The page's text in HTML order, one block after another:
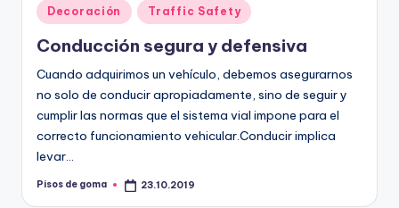
Publicado
en
Decoración Traffic Safety
Conducción segura y defensiva
Cuando adquirimos un vehículo, debemos asegurarnos
no solo de conducir apropiadamente, sino de seguir y
cumplir las normas que el sistema vial impone para el
correcto funcionamiento vehicular.Conducir implica
levar…
Publicado
Pisos de goma 23.10.2019